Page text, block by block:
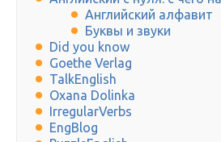
Английский алфавит
Буквы и звуки
Did you know
Goethe Verlag
TalkEnglish
Oxana Dolinka
IrregularVerbs
EngBlog